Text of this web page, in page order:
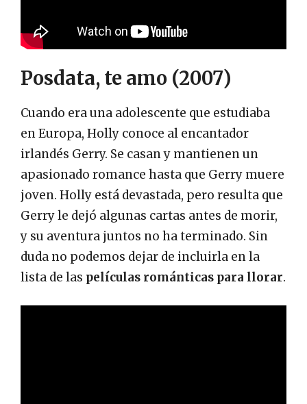
Posdata, te amo (2007)
Cuando era una adolescente que estudiaba
en Europa, Holly conoce al encantador
irlandés Gerry. Se casan y mantienen un
apasionado romance hasta que Gerry muere
joven. Holly está devastada, pero resulta que
Gerry le dejó algunas cartas antes de morir,
y su aventura juntos no ha terminado. Sin
duda no podemos dejar de incluirla en la
lista de las películas románticas para llorar.